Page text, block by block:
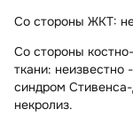
Со стороны ЖКТ:
Со стороны
ткани: неизвестно
синдром
некролиз.